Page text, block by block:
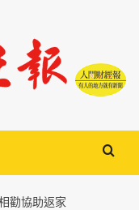
勸協助返家